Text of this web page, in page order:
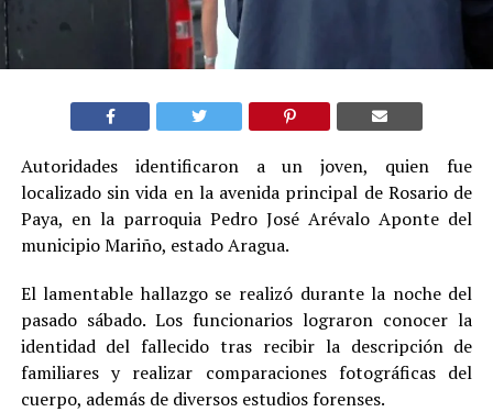
Autoridades identificaron a un joven, quien fue
localizado sin vida en la avenida principal de Rosario de
Paya, en la parroquia Pedro José Arévalo Aponte del
municipio Mariño, estado Aragua.
El lamentable hallazgo se realizó durante la noche del
pasado sábado. Los funcionarios lograron conocer la
identidad del fallecido tras recibir la descripción de
familiares y realizar comparaciones fotográficas del
cuerpo, además de diversos estudios forenses.